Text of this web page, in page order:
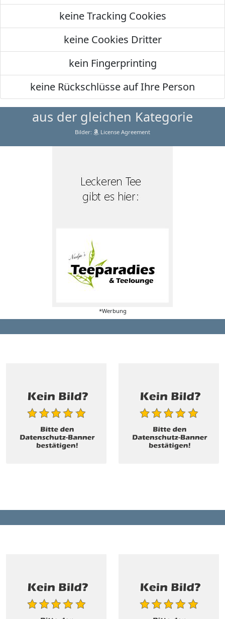
keine Tracking Cookies
keine Cookies Dritter
kein Fingerprinting
keine Rückschlüsse auf Ihre Person
aus der gleichen Kategorie
Bilder: License Agreement
*Werbung